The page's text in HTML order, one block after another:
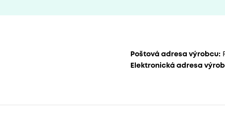
Poštová adresa výrobcu:
Elektronická adresa